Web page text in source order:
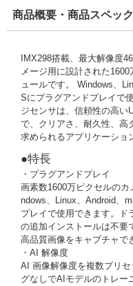
商品概要・商品スペック
IMX298搭載、最大解像度
メージ用に設計された
ュールです。 Windows、
Sにプラグアンドプレイで
ジセンサは、信頼性の高い
で、クリアさ、耐久性、高
求められるアプリケーショ
●特長
・プラグアンドプレイ
画素数1600万ピクセルの
ndows、Linux、Android、
プレイで使用できます。ド
の追加インストールは不要
高品質画像をキャプチャで
・AI 解像度
AI 画像解像度を複数プリ
グなしでAIモデルのトレー